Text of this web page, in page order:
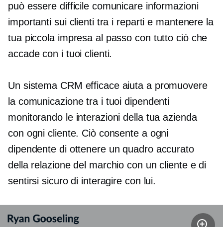
può essere difficile comunicare informazioni
importanti sui clienti tra i reparti e mantenere la
tua piccola impresa al passo con tutto ciò che
accade con i tuoi clienti.
Un sistema CRM efficace aiuta a promuovere
la comunicazione tra i tuoi dipendenti
monitorando le interazioni della tua azienda
con ogni cliente. Ciò consente a ogni
dipendente di ottenere un quadro accurato
della relazione del marchio con un cliente e di
sentirsi sicuro di interagire con lui.